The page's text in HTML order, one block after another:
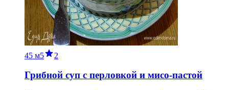
45 м5 2
Грибной суп с перловкой и мисо-пастой